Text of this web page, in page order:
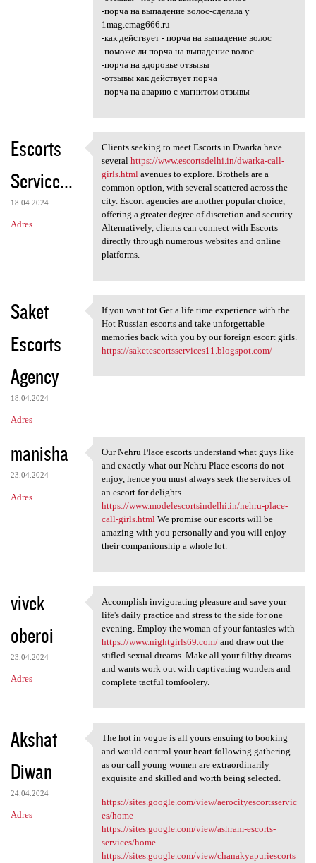
-порча на выпадение волос-сделала у
1mag.cmag666.ru
-как действует - порча на выпадение волос
-поможе ли порча на выпадение волос
-порча на здоровье отзывы
-отзывы как действует порча
-порча на аварию с магнитом отзывы
Escorts
Service...
18.04.2024
Adres
Clients seeking to meet
Clients seeking to meet Escorts in Dwarka have
several https://www.escortsdelhi.in/dwarka-call-
girls.html avenues to explore. Brothels are a
common option, with several scattered across the
city. Escort agencies are another popular choice,
offering a greater degree of discretion and security.
Alternatively, clients can connect with Escorts
directly through numerous websites and online
platforms.
Saket
Escorts
Agency
18.04.2024
Adres
If you want tot Get a life
If you want tot Get a life time experience with the
Hot Russian escorts and take unforgettable
memories back with you by our foreign escort girls.
https://saketescortsservices11.blogspot.com/
manisha
23.04.2024
Adres
Our Nehru Place escorts
Our Nehru Place escorts understand what guys like
and exactly what our Nehru Place escorts do not
enjoy, hence you must always seek the services of
an escort for delights.
https://www.modelescortsindelhi.in/nehru-place-
call-girls.htmlWe promise our escorts will be
amazing with you personally and you will enjoy
their companionship a whole lot.
vivek
oberoi
23.04.2024
Adres
Accomplish invigorating
Accomplish invigorating pleasure and save your
life's daily practice and stress to the side for one
evening. Employ the woman of your fantasies with
https://www.nightgirls69.com/and draw out the
stifled sexual dreams. Make all your filthy dreams
and wants work out with captivating wonders and
complete tactful tomfoolery.
Akshat
Diwan
24.04.2024
Adres
The hot in vogue is all yours
The hot in vogue is all yours ensuing to booking
and would control your heart following gathering
as our call young women are extraordinarily
exquisite and skilled and worth being selected.
https://sites.google.com/view/aerocityescortsservic
es/home
https://sites.google.com/view/ashram-escorts-
services/home
https://sites.google.com/view/chanakyapuriescorts